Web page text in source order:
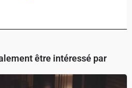
être intéressé par